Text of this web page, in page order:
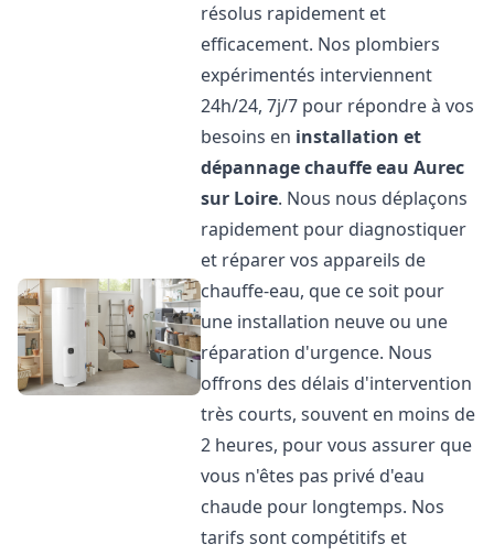
résolus rapidement et
efficacement. Nos plombiers
expérimentés interviennent
24h/24, 7j/7 pour répondre à vos
besoins en installation et
dépannage chauffe eau Aurec
sur Loire. Nous nous déplaçons
rapidement pour diagnostiquer
et réparer vos appareils de
chauffe-eau, que ce soit pour
une installation neuve ou une
réparation d'urgence. Nous
offrons des délais d'intervention
très courts, souvent en moins de
2 heures, pour vous assurer que
vous n'êtes pas privé d'eau
chaude pour longtemps. Nos
tarifs sont compétitifs et